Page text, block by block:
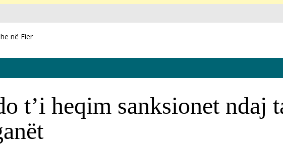
sanksionet ndaj Kubës
t’i heqim sanksionet ndaj